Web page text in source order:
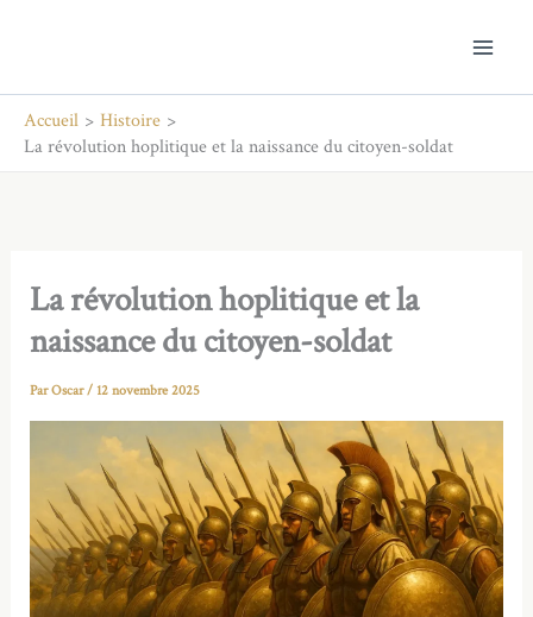
Accueil
Histoire
La révolution hoplitique et la naissance du citoyen-soldat
La révolution hoplitique et la
naissance du citoyen-soldat
ParOscar/12 novembre 2025